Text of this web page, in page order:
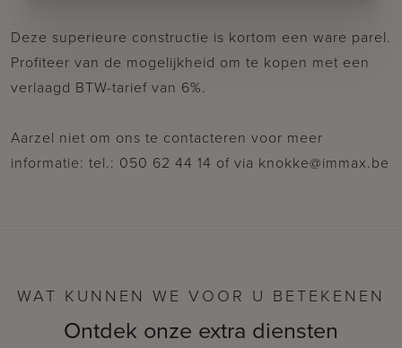
Deze superieure constructie is kortom een ware parel.
Profiteer van de mogelijkheid om te kopen met een
verlaagd BTW-tarief van 6%.
Aarzel niet om ons te contacteren voor meer
informatie: tel.: 050 62 44 14 of via knokke@immax.be
WAT KUNNEN WE VOOR U BETEKENEN
Ontdek onze extra diensten